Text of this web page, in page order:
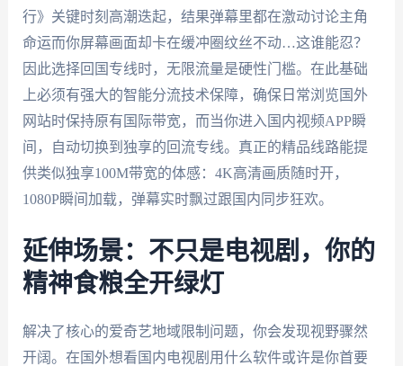
行》关键时刻高潮迭起，结果弹幕里都在激动讨论主角
命运而你屏幕画面却卡在缓冲圈纹丝不动…这谁能忍？
因此选择回国专线时，无限流量是硬性门槛。在此基础
上必须有强大的智能分流技术保障，确保日常浏览国外
网站时保持原有国际带宽，而当你进入国内视频APP瞬
间，自动切换到独享的回流专线。真正的精品线路能提
供类似独享100M带宽的体感：4K高清画质随时开，
1080P瞬间加载，弹幕实时飘过跟国内同步狂欢。
延伸场景：不只是电视剧，你的
精神食粮全开绿灯
解决了核心的爱奇艺地域限制问题，你会发现视野骤然
开阔。在国外想看国内电视剧用什么软件或许是你首要